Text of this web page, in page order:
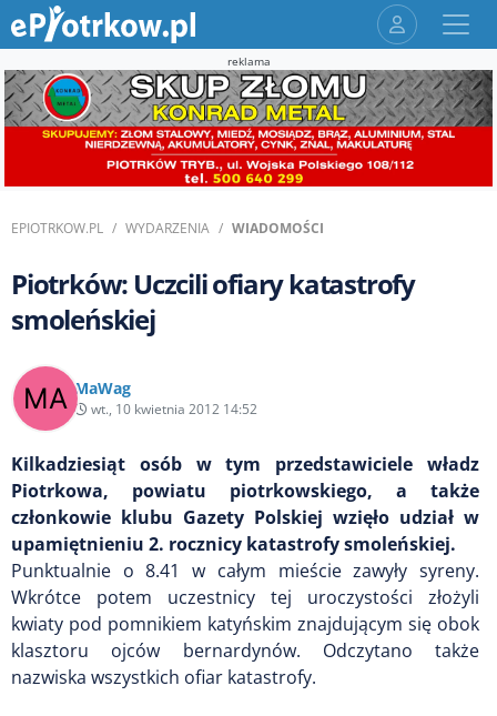
reklama
EPIOTRKOW.PL WYDARZENIA WIADOMOŚCI
Piotrków: Uczcili ofiary katastrofy
smoleńskiej
MaWag
wt., 10 kwietnia 2012 14:52
Kilkadziesiąt osób w tym przedstawiciele władz
Piotrkowa, powiatu piotrkowskiego, a także
członkowie klubu Gazety Polskiej wzięło udział w
upamiętnieniu 2. rocznicy katastrofy smoleńskiej.
Punktualnie o 8.41 w całym mieście zawyły syreny.
Wkrótce potem uczestnicy tej uroczystości złożyli
kwiaty pod pomnikiem katyńskim znajdującym się obok
klasztoru ojców bernardynów. Odczytano także
nazwiska wszystkich ofiar katastrofy.